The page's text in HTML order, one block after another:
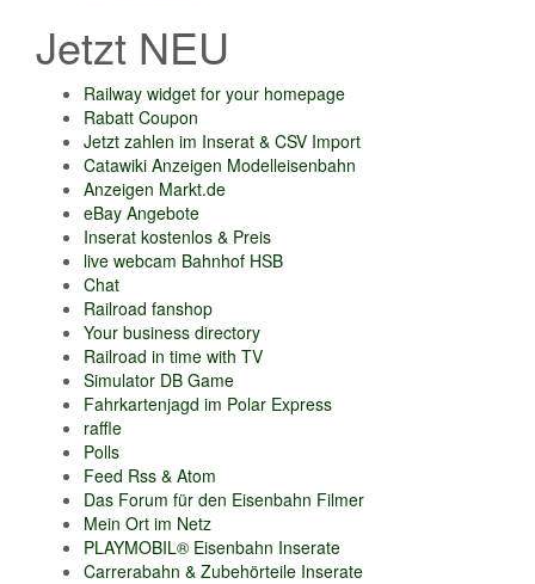
Jetzt NEU
Railway widget for your homepage
Rabatt Coupon
Jetzt zahlen im Inserat & CSV Import
Catawiki Anzeigen Modelleisenbahn
Anzeigen Markt.de
eBay Angebote
Inserat kostenlos & Preis
live webcam Bahnhof HSB
Chat
Railroad fanshop
Your business directory
Railroad in time with TV
Simulator DB Game
Fahrkartenjagd im Polar Express
raffle
Polls
Feed Rss & Atom
Das Forum für den Eisenbahn Filmer
Mein Ort im Netz
PLAYMOBIL® Eisenbahn Inserate
Carrerabahn & Zubehörteile Inserate